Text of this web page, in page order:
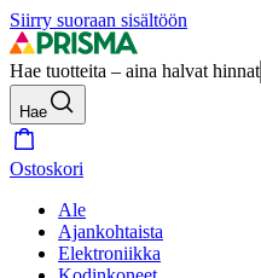
Siirry suoraan sisältöön
Hae tuotteita – aina halvat hinnat
Hae
Ostoskori
Ale
Ajankohtaista
Elektroniikka